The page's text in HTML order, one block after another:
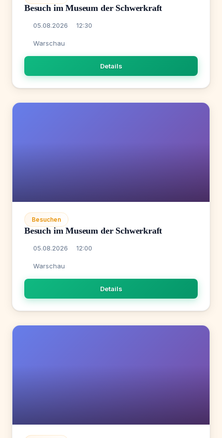
Besuch im Museum der Schwerkraft
05.08.2026 12:30
Warschau
Details
Besuchen
Besuch im Museum der Schwerkraft
05.08.2026 12:00
Warschau
Details